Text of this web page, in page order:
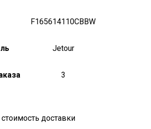
F165614110CBBW
Jetour
3
доставки